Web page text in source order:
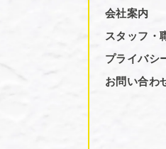
会社案内
スタッフ・
プライバシ
お問い合わ